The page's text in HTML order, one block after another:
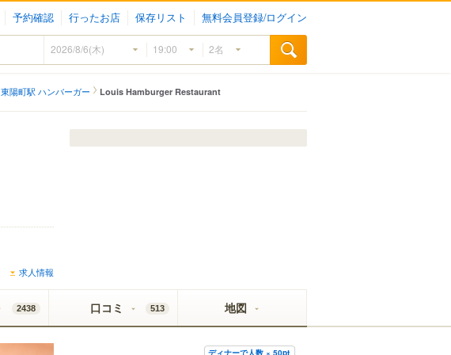
予約確認 行ったお店 保存リスト 無料会員登録/ログイン
東陽町駅 ハンバーガー Louis Hamburger Restaurant
求人情報
2438 口コミ 513 地図
ディナーで人数 × 50pt